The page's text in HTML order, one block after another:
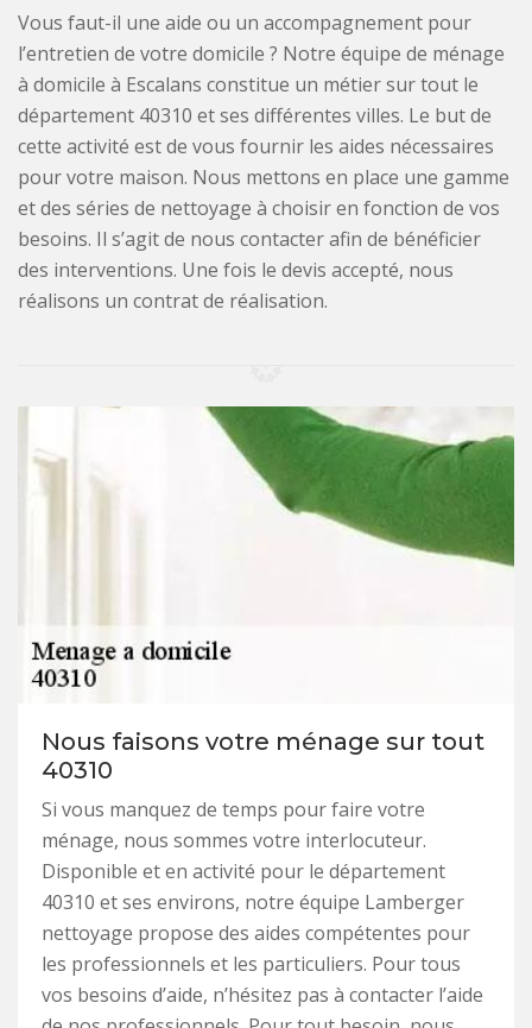
Vous faut-il une aide ou un accompagnement pour
l’entretien de votre domicile ? Notre équipe de ménage
à domicile à Escalans constitue un métier sur tout le
département 40310 et ses différentes villes. Le but de
cette activité est de vous fournir les aides nécessaires
pour votre maison. Nous mettons en place une gamme
et des séries de nettoyage à choisir en fonction de vos
besoins. Il s’agit de nous contacter afin de bénéficier
des interventions. Une fois le devis accepté, nous
réalisons un contrat de réalisation.
Nous faisons votre ménage sur tout
40310
Si vous manquez de temps pour faire votre
ménage, nous sommes votre interlocuteur.
Disponible et en activité pour le département
40310 et ses environs, notre équipe Lamberger
nettoyage propose des aides compétentes pour
les professionnels et les particuliers. Pour tous
vos besoins d’aide, n’hésitez pas à contacter l’aide